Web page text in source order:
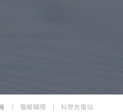
偏鄉輔導 科學充電站